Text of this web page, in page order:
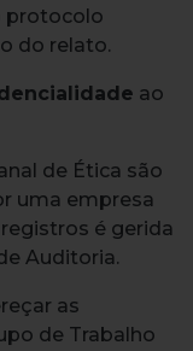
protocolo
do relato.
ao
de Ética são
uma empresa
é gerida
Auditoria.
as
de Trabalho